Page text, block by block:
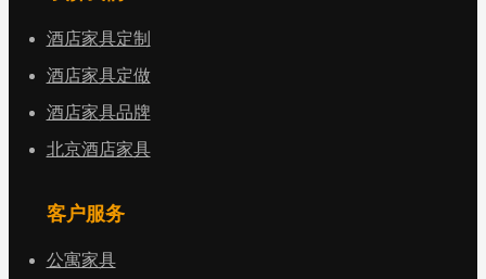
酒店家具定制
酒店家具定做
酒店家具品牌
北京酒店家具
客户服务
公寓家具